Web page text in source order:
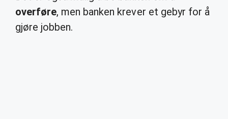
overføre, men banken krever et gebyr for å
gjøre jobben.